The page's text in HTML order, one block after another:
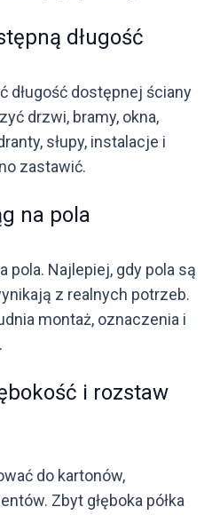
długość
długość dostępnej ściany
drzwi, bramy, okna,
słupy, instalacje i
zastawić.
na pola
pola. Najlepiej, gdy pola są
z realnych potrzeb.
montaż, oznaczenia i
i rozstaw
do kartonów,
Zbyt głęboka półka